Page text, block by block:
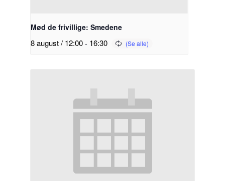
Mød de frivillige: Smedene
8 august / 12:00- 16:30